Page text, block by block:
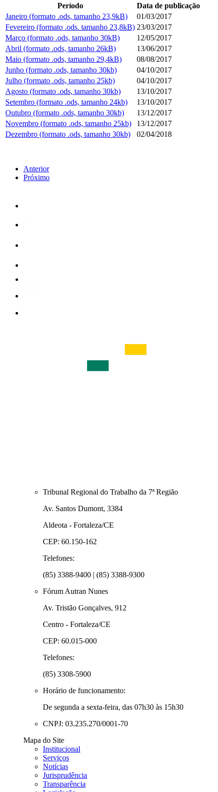
Período
Data de publicação
Janeiro (formato .ods, tamanho 23,9kB)
01/03/2017
Fevereiro (formato .ods. tamanho 23,8kB) 23/03/2017
Março (formato .ods, tamanho 30kB)
12/05/2017
Abril (formato .ods, tamanho 26kB)
13/06/2017
Maio (formato .ods, tamanho 29,4kB)
08/08/2017
Junho (formato .ods, tamanho 30kb)
04/10/2017
Julho (formato .ods, tamanho 25kb)
04/10/2017
Agosto (formato .ods, tamanho 30kb)
13/10/2017
Setembro (formato .ods, tamanho 24kb)
13/10/2017
Outubro (formato .ods, tamanho 30kb)
13/12/2017
Novembro (formato .ods, tamanho 25kb)
13/12/2017
Dezembro (formato .ods, tamanho 30kb)
02/04/2018
Anterior
Próximo
Tribunal Regional do Trabalho da 7ª Região
Av. Santos Dumont, 3384
Aldeota - Fortaleza/CE
CEP: 60.150-162
Telefones:
(85) 3388-9400 | (85) 3388-9300
Fórum Autran Nunes
Av. Tristão Gonçalves, 912
Centro - Fortaleza/CE
CEP: 60.015-000
Telefones:
(85) 3308-5900
Horário de funcionamento:
De segunda a sexta-feira, das 07h30 às 15h30
CNPJ: 03.235.270/0001-70
Mapa do Site
Institucional
Serviços
Notícias
Jurisprudência
Transparência